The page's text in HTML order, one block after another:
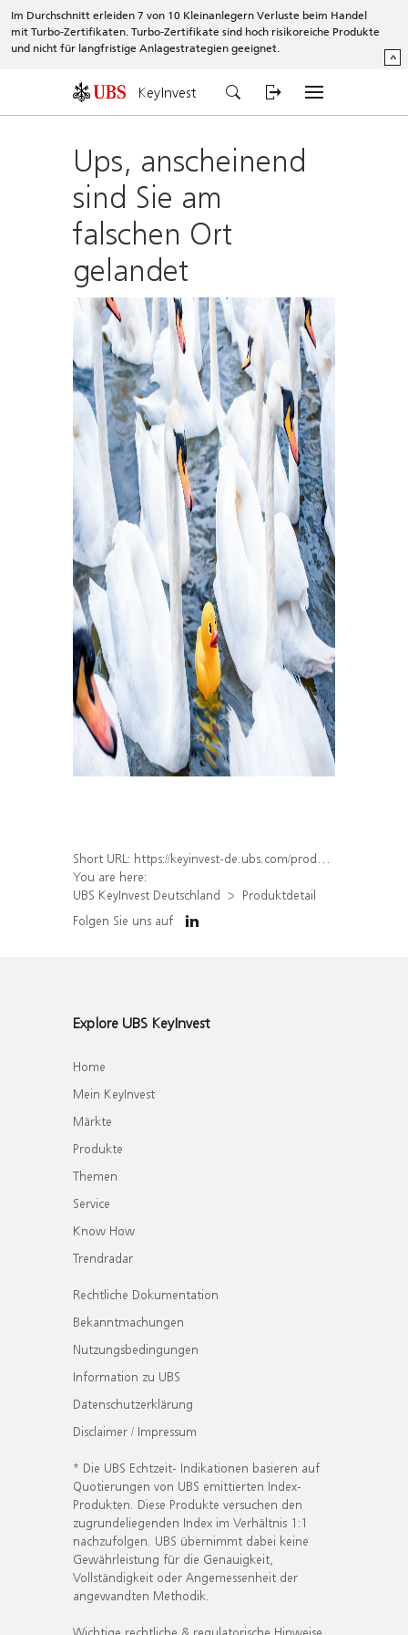
Im Durchschnitt erleiden 7 von 10 Kleinanlegern Verluste beim Handel
mit Turbo-Zertifikaten. Turbo-Zertifikate sind hoch risikoreiche Produkte
und nicht für langfristige Anlagestrategien geeignet.
^
KeyInvest
Ups, anscheinend
sind Sie am
falschen Ort
gelandet
Short URL: https://keyinvest-de.ubs.com/produkt/detail/index/isin/DE000WA7MYE3
You are here:
UBS KeyInvest Deutschland
Produktdetail
Folgen Sie uns auf
Explore UBS KeyInvest
Home
Mein KeyInvest
Märkte
Produkte
Themen
Service
Know How
Trendradar
Rechtliche Dokumentation
Bekanntmachungen
Nutzungsbedingungen
Information zu UBS
Datenschutzerklärung
Disclaimer / Impressum
* Die UBS Echtzeit- Indikationen basieren auf
Quotierungen von UBS emittierten Index-
Produkten. Diese Produkte versuchen den
zugrundeliegenden Index im Verhältnis 1:1
nachzufolgen. UBS übernimmt dabei keine
Gewährleistung für die Genauigkeit,
Vollständigkeit oder Angemessenheit der
angewandten Methodik.